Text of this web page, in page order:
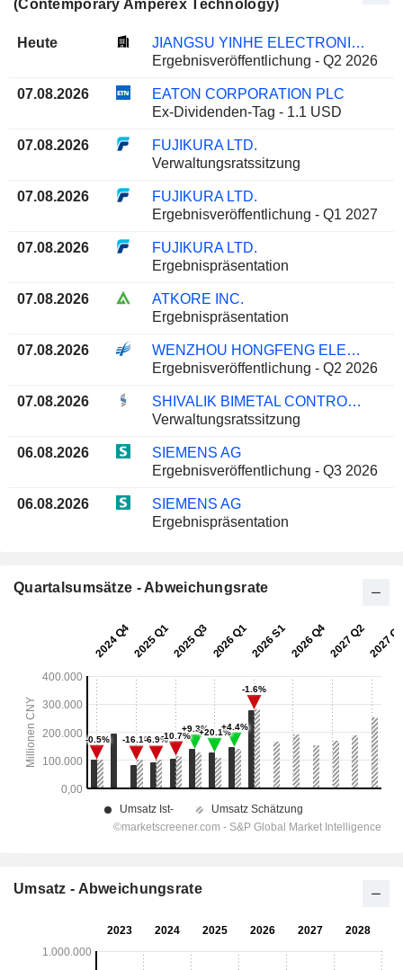
(Contemporary Amperex Technology)
Heute
JIANGSU YINHE ELECTRONICS CO.,LTD.
Ergebnisveröffentlichung - Q2 2026
07.08.2026
EATON CORPORATION PLC
Ex-Dividenden-Tag - 1.1 USD
07.08.2026
FUJIKURA LTD.
Verwaltungsratssitzung
07.08.2026
FUJIKURA LTD.
Ergebnisveröffentlichung - Q1 2027
07.08.2026
FUJIKURA LTD.
Ergebnispräsentation
07.08.2026
ATKORE INC.
Ergebnispräsentation
07.08.2026
WENZHOU HONGFENG ELECTRICAL ALLOY CO., LTD.
Ergebnisveröffentlichung - Q2 2026
07.08.2026
SHIVALIK BIMETAL CONTROLS LIMITED
Verwaltungsratssitzung
06.08.2026
SIEMENS AG
Ergebnisveröffentlichung - Q3 2026
06.08.2026
SIEMENS AG
Ergebnispräsentation
Quartalsumsätze - Abweichungsrate
Umsatz - Abweichungsrate